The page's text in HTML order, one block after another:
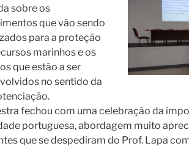
sobre os
que vão sendo
para a proteção
marinhos e os
que estão a ser
no sentido da
fechou com uma celebração da
portuguesa, abordagem muito
que se despediram do Prof. Lapa